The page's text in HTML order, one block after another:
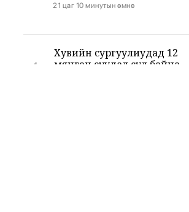
21 цаг 10 минутын өмнө
4
Хувийн сургуулиудад 12
мянган суудал сул байна